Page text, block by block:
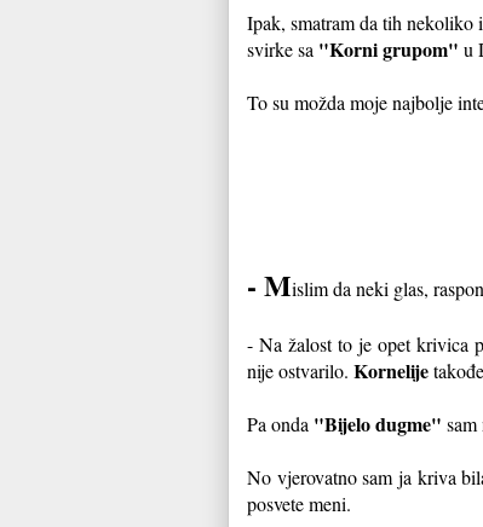
Ipak, smatram da tih nekoliko
svirke sa "Korni grupom" u
To su možda moje najbolje
- Mislim da neki glas,
- Na žalost to je opet krivica
nije ostvarilo. Kornelije
Pa onda "Bijelo dugme"
No vjerovatno sam ja kriva
posvete meni.